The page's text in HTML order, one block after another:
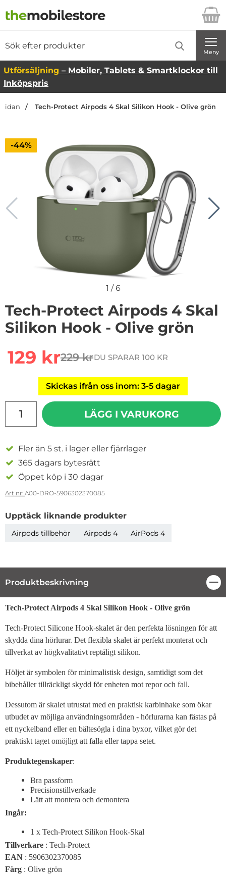
Startsidan för Danira Telecom AB
Meny
Utförsäljning – Mobiler, Tablets & Smartklockor till
Inköpspris
Tech-Protect Airpods 4 Skal Silikon Hook - Olive grön
Priset är nedsatt med
-44%
1 /6
Tech-Protect Airpods 4 Skal
Silikon Hook - Olive grön
rea pris
129 krtidigare pris
229 krDU SPARAR 100 KR
Skickas ifrån oss inom: 3-5 dagar
LÄGG I VARUKORG
Fler än 5 st. i lager eller fjärrlager
365 dagars bytesrätt
Öppet köp i 30 dagar
Art nr: A00-DRO-5906302370085
Upptäck liknande produkter
Airpods tillbehör Airpods 4 AirPods 4
Produktbeskrivning
Produktbeskrivning
Tech-Protect Airpods 4 Skal Silikon Hook - Olive grön
Tech-Protect Silicone Hook-skalet är den perfekta lösningen för att
skydda dina hörlurar. Det flexibla skalet är perfekt monterat och
tillverkat av högkvalitativt reptåligt silikon.
Höljet är symbolen för minimalistisk design, samtidigt som det
bibehåller tillräckligt skydd för enheten mot repor och fall.
Dessutom är skalet utrustat med en praktisk karbinhake som ökar
utbudet av möjliga användningsområden - hörlurarna kan fästas på
ett nyckelband eller en bältesögla i dina byxor, vilket gör det
praktiskt taget omöjligt att falla eller tappa setet.
Produktegenskaper:
Bra passform
Precisionstillverkade
Lätt att montera och demontera
Ingår:
1 x Tech-Protect Silikon Hook-Skal
Tillverkare : Tech-Protect
EAN : 5906302370085
Färg : Olive grön